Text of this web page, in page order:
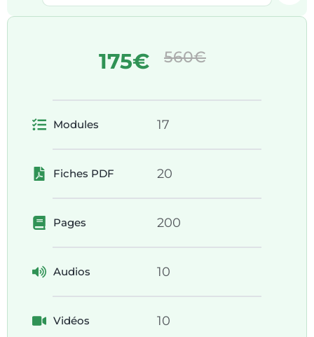
175€ 560€
Modules 17
Fiches PDF 20
Pages 200
Audios 10
Vidéos 10